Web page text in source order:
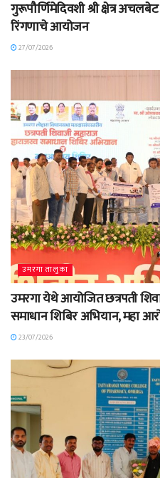
गुरूपौर्णिमेदिवशी श्री क्षेत्र
रिंगणाचे आयोजन
27/07/2026
उमरगा तालुका
उमरगा येथे आयोजित छत्रपती
समाधान शिबिर अभियान, महा
23/07/2026